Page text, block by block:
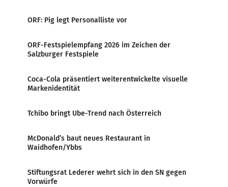
ORF: Pig legt Personalliste vor
ORF-Festspielempfang 2026 im Zeichen der
Salzburger Festspiele
Coca-Cola präsentiert weiterentwickelte visuelle
Markenidentität
Tchibo bringt Ube-Trend nach Österreich
McDonald’s baut neues Restaurant in
Waidhofen/Ybbs
Stiftungsrat Lederer wehrt sich in den SN gegen
Vorwürfe